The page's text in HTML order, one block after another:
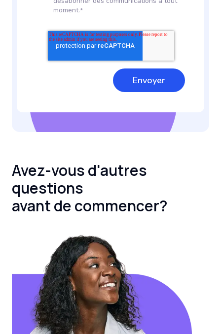
moment.*
Avez-vous d'autres
questions
avant de commencer?